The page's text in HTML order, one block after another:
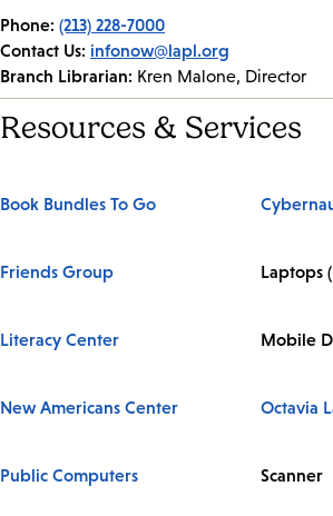
Phone: (213) 228-7000
Contact Us: infonow@lapl.org
Branch Librarian: Kren Malone, Director
Resources & Services
Book Bundles To Go
Friends Group Laptops
Literacy Center Mobile
New Americans Center Octavia
Public Computers Scanner